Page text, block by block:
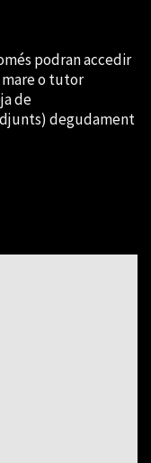
podran accedir
o tutor
de
degudament